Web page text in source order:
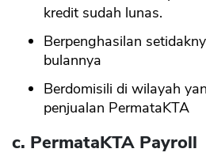
kredit sudah lunas.
Berpenghasilan
bulannya
Berdomisili di wilayah
penjualan PermataKTA
c. PermataKTA Payroll